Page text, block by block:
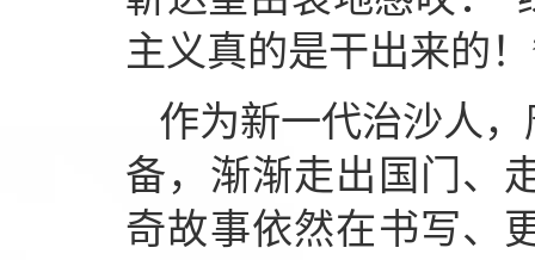
主义真的是干出来的
作为新一代治沙人
备，渐渐走出国门、
奇故事依然在书写、